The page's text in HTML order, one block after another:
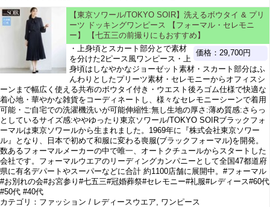
【東京ソワール/TOKYO SOIR】洗えるボウタイ & プリ
ーツ ドッキングワンピース 【フォーマル・セレモニ
ー】 【七五三の前撮りにもおすすめ】
価格：29,700円
・上身頃とスカート部分とで素材
を分けた2ピース風ワンピース・上
身頃はしなやかなジョーゼット素材・スカート部分はふ
んわりとしたプリーツ素材・セレモニーからオフィスシ
ーンまで幅広く使える共布のボウタイ付き・ウエスト後ろゴム仕様で快適な
着心地・華やかな雑貨をコーディネートし、様々なセレモニーシーンで着用
可能・ご自宅での洗濯機洗いが可能伸縮性:無し生地の厚さ:薄め質感:さらっ
としているサイズ感:ややゆったり東京ソワール/TOKYO SOIRブラックフォ
ーマルは東京ソワールから生まれました。1969年に『株式会社東京ソワー
ル』となり、日本で初めて和服に変わる喪服(ブラックフォーマル)を開発。
数あるフォーマルメーカーの中で唯一、オートクチュールからスタートした
会社です。フォーマルウエアのリーディングカンパニーとして全国47都道府
県に有名デパートやスーパーなどに合計 約1100店舗に展開中。#フォーマル
#お別れの会#お宮参り#七五三#冠婚葬祭#セレモニー#礼服#レディース#60代
#50代 #40代
カテゴリ：ファッション / レディースウエア, ワンピース